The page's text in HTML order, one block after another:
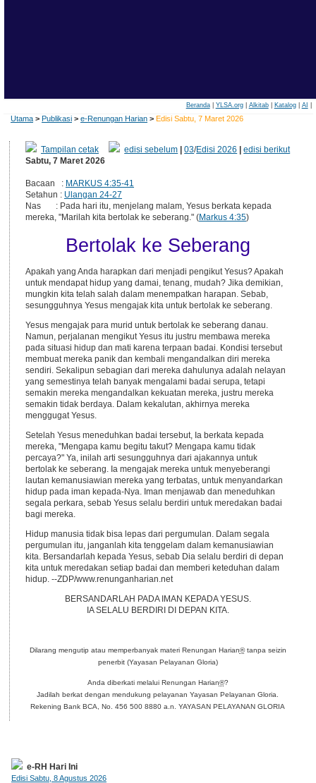
Beranda| YLSA.org| Alkitab| Katalog| AI
Utama > Publikasi > e-Renungan Harian > Edisi Sabtu, 7 Maret 2026
Tampilan cetak edisi sebelum |03/Edisi 2026 |edisi berikut
Sabtu, 7 Maret 2026
Bacaan : MARKUS 4:35-41
Setahun : Ulangan 24-27
Nas : Pada hari itu, menjelang malam, Yesus berkata kepada
mereka, "Marilah kita bertolak ke seberang." (Markus 4:35)
Bertolak ke Seberang
Apakah yang Anda harapkan dari menjadi pengikut Yesus? Apakah
untuk mendapat hidup yang damai, tenang, mudah? Jika demikian,
mungkin kita telah salah dalam menempatkan harapan. Sebab,
sesungguhnya Yesus mengajak kita untuk bertolak ke seberang.
Yesus mengajak para murid untuk bertolak ke seberang danau.
Namun, perjalanan mengikut Yesus itu justru membawa mereka
pada situasi hidup dan mati karena terpaan badai. Kondisi tersebut
membuat mereka panik dan kembali mengandalkan diri mereka
sendiri. Sekalipun sebagian dari mereka dahulunya adalah nelayan
yang semestinya telah banyak mengalami badai serupa, tetapi
semakin mereka mengandalkan kekuatan mereka, justru mereka
semakin tidak berdaya. Dalam kekalutan, akhirnya mereka
menggugat Yesus.
Setelah Yesus meneduhkan badai tersebut, Ia berkata kepada
mereka, "Mengapa kamu begitu takut? Mengapa kamu tidak
percaya?" Ya, inilah arti sesungguhnya dari ajakannya untuk
bertolak ke seberang. Ia mengajak mereka untuk menyeberangi
lautan kemanusiawian mereka yang terbatas, untuk menyandarkan
hidup pada iman kepada-Nya. Iman menjawab dan meneduhkan
segala perkara, sebab Yesus selalu berdiri untuk meredakan badai
bagi mereka.
Hidup manusia tidak bisa lepas dari pergumulan. Dalam segala
pergumulan itu, janganlah kita tenggelam dalam kemanusiawian
kita. Bersandarlah kepada Yesus, sebab Dia selalu berdiri di depan
kita untuk meredakan setiap badai dan memberi keteduhan dalam
hidup. --ZDP/www.renunganharian.net
BERSANDARLAH PADA IMAN KEPADA YESUS.
IA SELALU BERDIRI DI DEPAN KITA.
Dilarang mengutip atau memperbanyak materi Renungan Harian®tanpa seizin
penerbit (Yayasan Pelayanan Gloria)
Anda diberkati melalui Renungan Harian®?
Jadilah berkat dengan mendukung pelayanan Yayasan Pelayanan Gloria.
Rekening Bank BCA, No. 456 500 8880 a.n. YAYASAN PELAYANAN GLORIA
e-RH Hari Ini
Edisi Sabtu, 8 Agustus 2026